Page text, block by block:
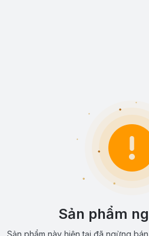
Sản phẩm
Sản phẩm này hiện tại đã ngừng